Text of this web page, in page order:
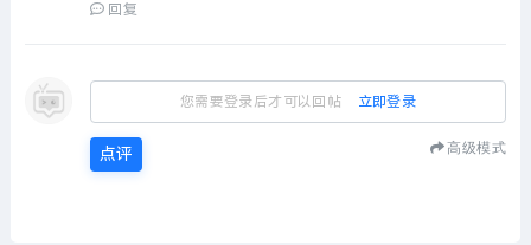
回复
您需要登录后才可以回帖 立即登录
点评 高级模式